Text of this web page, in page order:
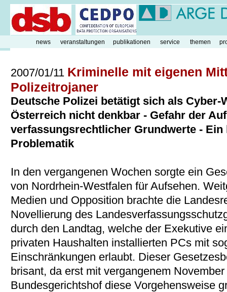
2007/01/11 Kriminelle mit eigenen
Polizeitrojaner
Deutsche Polizei betätigt sich als Cyber-
Österreich nicht denkbar - Gefahr der
verfassungsrechtlicher Grundwerte -
Problematik
In den vergangenen Wochen sorgte ein
von Nordrhein-Westfalen für Aufsehen.
Medien und Opposition brachte die
Novellierung des
durch den Landtag, welche der Exekutive
privaten Haushalten installierten PCs mit
Einschränkungen erlaubt. Dieser
brisant, da erst mit vergangenem
Bundesgerichtshof diese Vorgehensweise
news veranstaltungen publikationen service themen